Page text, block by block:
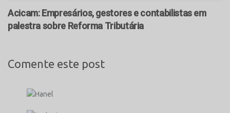
Acicam: Empresários, gestores e contabilistas em
palestra sobre Reforma Tributária
Comente este post